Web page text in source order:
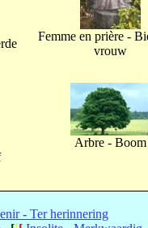
Femme en prière -
vrouw
Arbre - Boom
- Ter herinnering